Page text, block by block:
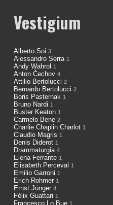
Vestigium
Alberto Soi 3
Alessandro Serra 1
Andy Wahrol 1
Anton Čechov 4
Attilio Bertolucci 2
Bernardo Bertolucci 2
Boris Pasternak 1
Bruno Nardi 1
Buster Keaton 1
Carmelo Bene 2
Charlie Chaplin Charlot 1
Claudio Magris 1
Denis Diderot 1
Drammaturgia 4
Elena Ferrante 1
Elisabeth Perceval 1
Emilio Garroni 1
Erich Rohmer 1
Ernst Jünger 4
Félix Guattari 1
Francesco Lo Bue 1